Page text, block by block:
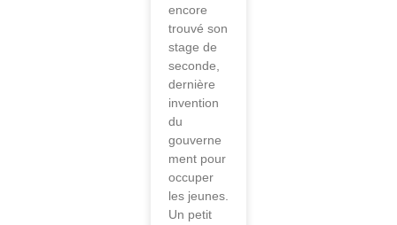
encore
trouvé son
stage de
seconde,
dernière
invention
du
gouverne
ment pour
occuper
les jeunes.
Un petit